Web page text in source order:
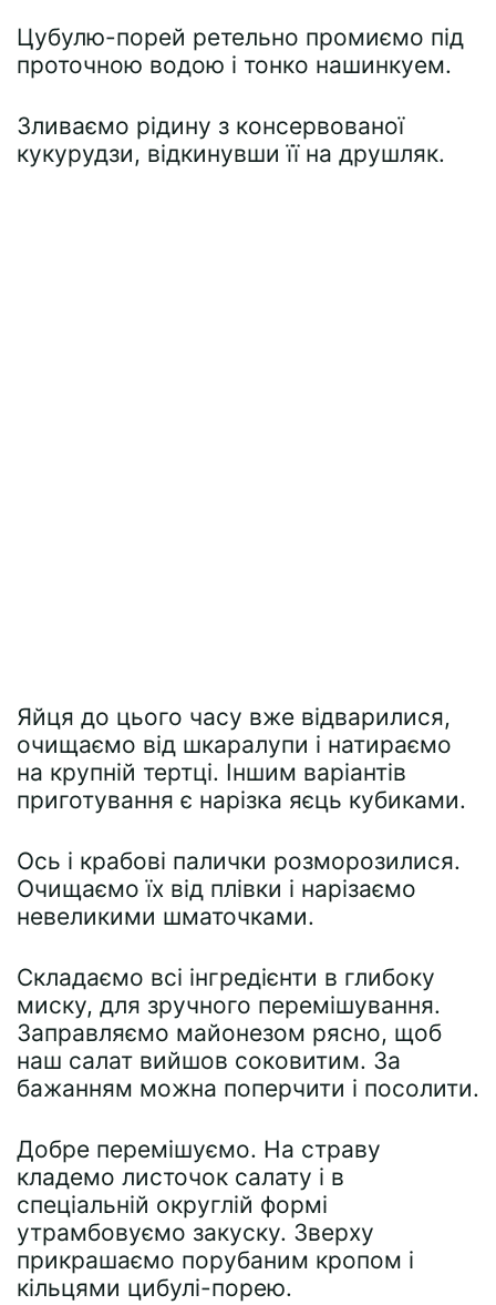
Цубулю-порей ретельно промиємо під
проточною водою і тонко нашинкуем.
Зливаємо рідину з консервованої
кукурудзи, відкинувши її на друшляк.
Яйця до цього часу вже відварилися,
очищаємо від шкаралупи і натираємо
на крупній тертці. Іншим варіантів
приготування є нарізка яєць кубиками.
Ось і крабові палички розморозилися.
Очищаємо їх від плівки і нарізаємо
невеликими шматочками.
Складаємо всі інгредієнти в глибоку
миску, для зручного перемішування.
Заправляємо майонезом рясно, щоб
наш салат вийшов соковитим. За
бажанням можна поперчити і посолити.
Добре перемішуємо. На страву
кладемо листочок салату і в
спеціальній округлій формі
утрамбовуємо закуску. Зверху
прикрашаємо порубаним кропом і
кільцями цибулі-порею.